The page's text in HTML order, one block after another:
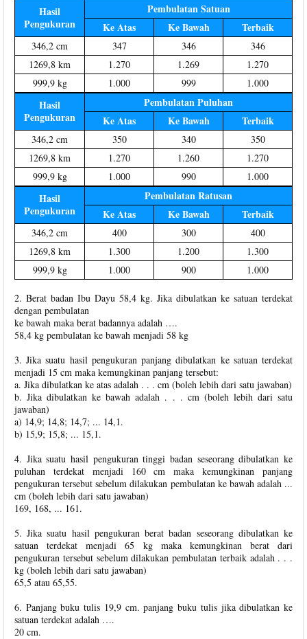
Hasil
Pengukuran
Pembulatan Satuan
Ke Atas
Ke Bawah Terbaik
346,2 cm 347 346
346
1269,8 km
1.270 1.269
1.270
999,9 kg
1.000 999 1.000
Hasil
Pengukuran
Pembulatan Puluhan
Ke Atas
Ke Bawah Terbaik
346,2 cm 350 340
350
1269,8 km
1.270 1.260
1.270
999,9 kg
1.000 990 1.000
Hasil
Pengukuran
Pembulatan Ratusan
Ke Atas
Ke Bawah Terbaik
346,2 cm 400 300
400
1269,8 km
1.300 1.200
1.300
999,9 kg
1.000 900 1.000
2. Berat badan Ibu Dayu 58,4 kg. Jika dibulatkan ke satuan terdekat
dengan pembulatan
ke bawah maka berat badannya adalah ….
58,4 kg pembulatan ke bawah menjadi 58 kg
3. Jika suatu hasil pengukuran panjang dibulatkan ke satuan terdekat
menjadi 15 cm maka kemungkinan panjang tersebut:
a. Jika dibulatkan ke atas adalah . . . cm (boleh lebih dari satu jawaban)
b. Jika dibulatkan ke bawah adalah . . . cm (boleh lebih dari satu
jawaban)
a) 14,9; 14,8; 14,7; ... 14,1.
b) 15,9; 15,8; ... 15,1.
4. Jika suatu hasil pengukuran tinggi badan seseorang dibulatkan ke
puluhan terdekat menjadi 160 cm maka kemungkinan panjang
pengukuran tersebut sebelum dilakukan pembulatan ke bawah adalah ...
cm (boleh lebih dari satu jawaban)
169, 168, ... 161.
5. Jika suatu hasil pengukuran berat badan seseorang dibulatkan ke
satuan terdekat menjadi 65 kg maka kemungkinan berat dari
pengukuran tersebut sebelum dilakukan pembulatan terbaik adalah . . .
kg (boleh lebih dari satu jawaban)
65,5 atau 65,55.
6. Panjang buku tulis 19,9 cm. panjang buku tulis jika dibulatkan ke
satuan terdekat adalah ….
20 cm.